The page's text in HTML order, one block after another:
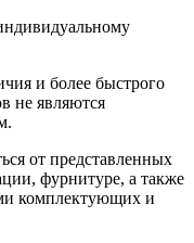
и более быстрого
не являются
от представленных
фурнитуре, а также
комплектующих и